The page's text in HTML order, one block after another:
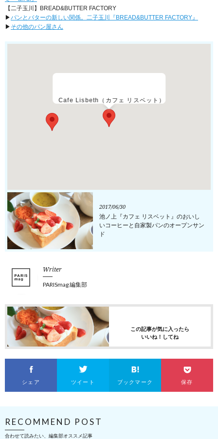
【二子玉川】BREAD&BUTTER FACTORY
▶パンとバターの新しい関係。二子玉川『BREAD&BUTTER FACTORY』
▶︎ その他のパン屋さん
Cafe Lisbeth（カフェ リスベット）
2017/06/30
池ノ上『カフェ リスベット』のおいし
いコーヒーと自家製パンのオープンサン
ド
Writer
PARISmag 編集部
この記事が気に入ったら
いいね！してね
シェア ツイート ブックマーク 保存
RECOMMEND POST
合わせて読みたい、編集部オススメ記事